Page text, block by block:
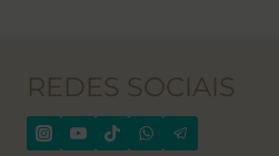
REDES SOCIAIS